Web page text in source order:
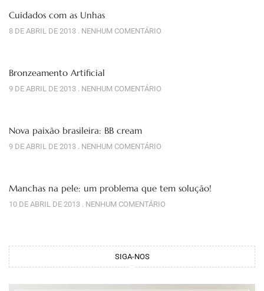
Cuidados com as Unhas
8 DE ABRIL DE 2013 NENHUM COMENTÁRIO
Bronzeamento Artificial
9 DE ABRIL DE 2013 NENHUM COMENTÁRIO
Nova paixão brasileira: BB cream
9 DE ABRIL DE 2013 NENHUM COMENTÁRIO
Manchas na pele: um problema que tem solução!
10 DE ABRIL DE 2013 NENHUM COMENTÁRIO
SIGA-NOS